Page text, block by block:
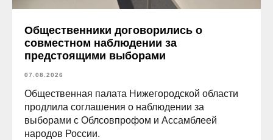
Общественники договорились о
совместном наблюдении за
предстоящими выборами
07.08.2026
Общественная палата Нижегородской области
продлила соглашения о наблюдении за
выборами с Облсовпрофом и Ассамблеей
народов России.